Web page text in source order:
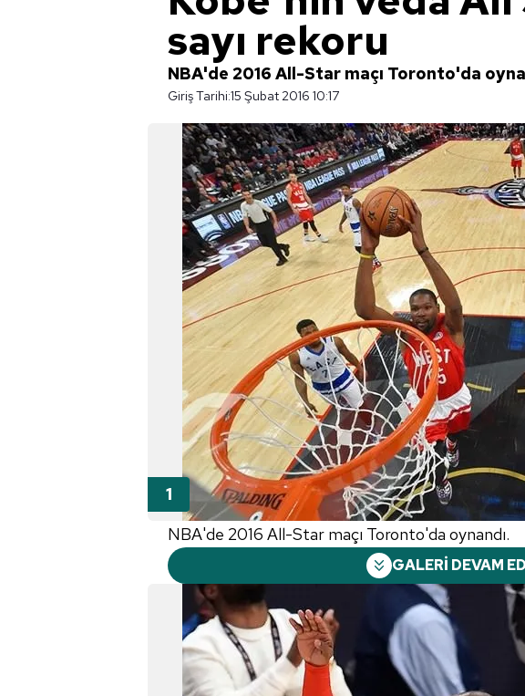
sayı rekoru
NBA'de 2016 All-Star maçı Toronto'da
Giriş Tarihi:15 Şubat 2016 10:17
NBA'de 2016 All-Star maçı Toronto'da oynandı.
GALERİ DEVAM